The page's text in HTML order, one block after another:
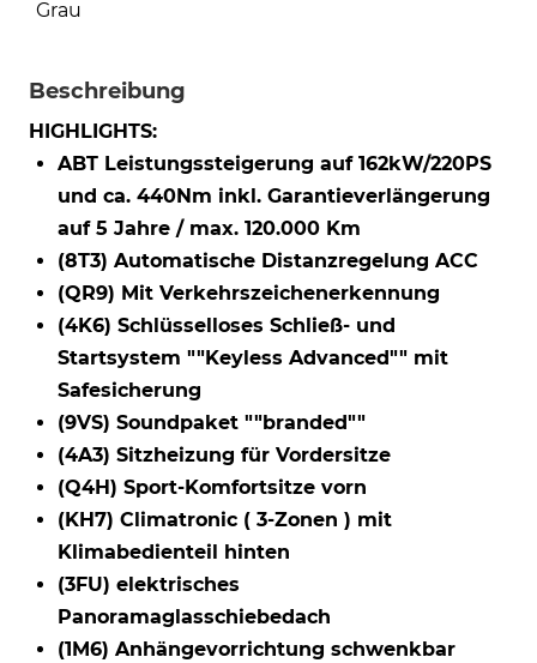
Grau
Beschreibung
HIGHLIGHTS:
ABT Leistungssteigerung auf 162kW/220PS
und ca. 440Nm inkl. Garantieverlängerung
auf 5 Jahre / max. 120.000 Km
(8T3) Automatische Distanzregelung ACC
(QR9) Mit Verkehrszeichenerkennung
(4K6) Schlüsselloses Schließ- und
Startsystem ""Keyless Advanced"" mit
Safesicherung
(9VS) Soundpaket ""branded""
(4A3) Sitzheizung für Vordersitze
(Q4H) Sport-Komfortsitze vorn
(KH7) Climatronic ( 3-Zonen ) mit
Klimabedienteil hinten
(3FU) elektrisches
Panoramaglasschiebedach
(1M6) Anhängevorrichtung schwenkbar